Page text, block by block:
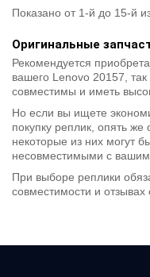
Показано от 1-й до 15-й
Оригинальные
Рекомендуется
вашего Lenovo 20157, так
совместимы и иметь
Но если вы ищете
покупку реплик, опять
некоторые из них могут
несовместимыми с вашим
При выборе реплики
совместимости и отзывах